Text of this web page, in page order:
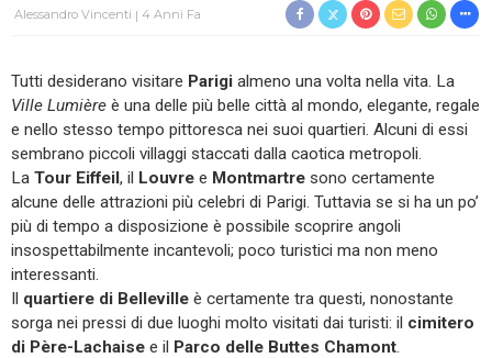
Alessandro Vincenti 4 Anni Fa
Tutti desiderano visitare Parigi almeno una volta nella vita. La
Ville Lumière è una delle più belle città al mondo, elegante, regale
e nello stesso tempo pittoresca nei suoi quartieri. Alcuni di essi
sembrano piccoli villaggi staccati dalla caotica metropoli.
La Tour Eiffeil, il Louvre e Montmartre sono certamente
alcune delle attrazioni più celebri di Parigi. Tuttavia se si ha un po’
più di tempo a disposizione è possibile scoprire angoli
insospettabilmente incantevoli; poco turistici ma non meno
interessanti.
Il quartiere di Belleville è certamente tra questi, nonostante
sorga nei pressi di due luoghi molto visitati dai turisti: il cimitero
di Père-Lachaise e il Parco delle Buttes Chamont.